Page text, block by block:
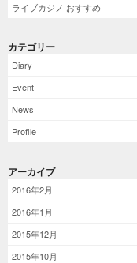
ライブカジノ おすすめ
カテゴリー
Diary
Event
News
Profile
アーカイブ
2016年2月
2016年1月
2015年12月
2015年10月